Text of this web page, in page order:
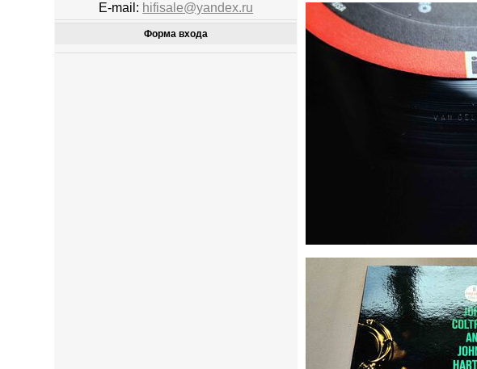
E-mail: hifisale@yandex.ru
Форма входа